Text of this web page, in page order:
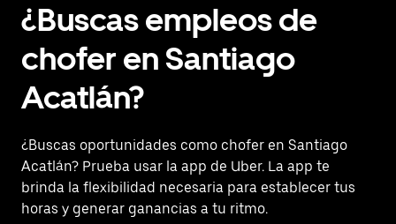
¿Buscas empleos de
chofer en Santiago
Acatlán?
¿Buscas oportunidades como chofer en Santiago
Acatlán? Prueba usar la app de Uber. La app te
brinda la flexibilidad necesaria para establecer tus
horas y generar ganancias a tu ritmo.